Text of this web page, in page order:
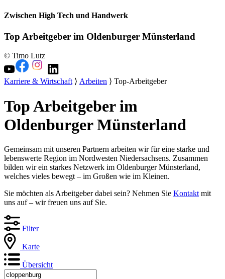
Zwischen High Tech und Handwerk
Top Arbeitgeber im Oldenburger Münsterland
© Timo Lutz
Karriere & Wirtschaft⟩ Arbeiten ⟩ Top-Arbeitgeber
Top Arbeitgeber im
Oldenburger Münsterland
Gemeinsam mit unseren Partnern arbeiten wir für eine starke und
lebenswerte Region im Nordwesten Niedersachsens. Zusammen
bilden wir ein starkes Netzwerk im Oldenburger Münsterland,
welches vieles bewegt – im Großen wie im Kleinen.
Sie möchten als Arbeitgeber dabei sein? Nehmen Sie Kontakt mit
uns auf – wir freuen uns auf Sie.
Filter
Karte
Übersicht